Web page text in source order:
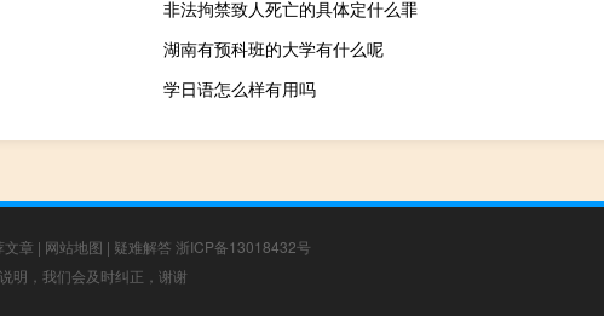
非法拘禁致人死亡的具体定什么罪
湖南有预科班的大学有什么呢
学日语怎么样有用吗
文章 | 网站地图 | 疑难解答 浙ICP备13018432号
明，我们会及时纠正，谢谢